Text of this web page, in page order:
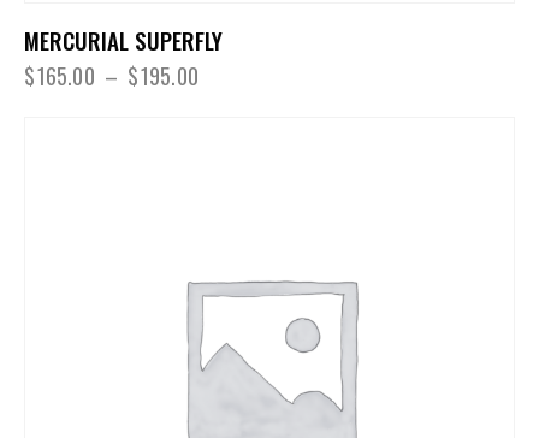
MERCURIAL SUPERFLY
$165.00 – $195.00